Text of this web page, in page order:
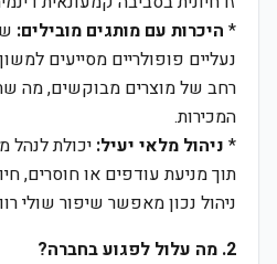
* היכרות עם מותגים מובילים:
נעליים פופולריים מסייעים
רחב של מוצרים מבוקשים, מה
המכירות.
* ניהול מלאי יעיל: יכולת לנהל
תוך מניעת עודפים או חוסרים,
ניהול נכון מאפשר שיפור שולי
2. מה עלול לפגוע בחברה?